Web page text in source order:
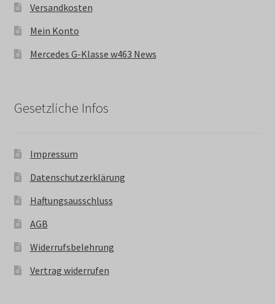
Versandkosten
Mein Konto
Mercedes G-Klasse w463 News
Gesetzliche Infos
Impressum
Datenschutzerklärung
Haftungsausschluss
AGB
Widerrufsbelehrung
Vertrag widerrufen